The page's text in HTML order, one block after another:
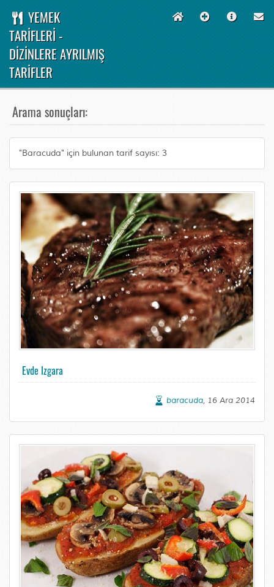
YEMEK
TARİFLERİ -
DİZİNLERE AYRILMIŞ
TARİFLER
Arama sonuçları:
"Baracuda" için bulunan tarif sayısı: 3
Evde Izgara
baracuda, 16 Ara 2014